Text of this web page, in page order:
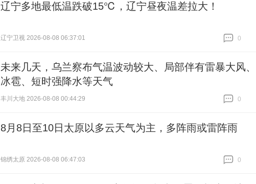
辽宁多地最低温跌破15℃，辽宁昼夜温差拉大！
辽宁卫视 2026-08-08 06:37:01
0
未来几天，乌兰察布气温波动较大、局部伴有雷暴大风、
冰雹、短时强降水等天气
丰川大地 2026-08-08 00:44:29
0
8月8日至10日太原以多云天气为主，多阵雨或雷阵雨
锦绣太原 2026-08-08 06:47:03
0